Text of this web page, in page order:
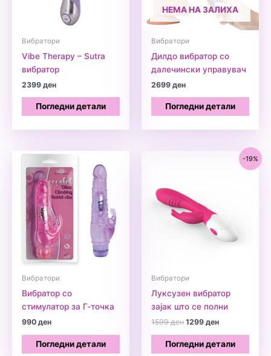
Вибратори
Vibe Therapy – Sutra
вибратор
2399ден
Погледни детали
НЕМА НА ЗАЛИХА
Вибратори
Дилдо вибратор со
далечински управувач
2699ден
Погледни детали
Вибратори
Вибратор со
стимулатор за Г-точка
990ден
Погледни детали
-19%
Вибратори
Луксузен вибратор
зајак што се полни
1599денOriginal
was:
1599 ден.
1299денCurrent
is:
Погледни детали